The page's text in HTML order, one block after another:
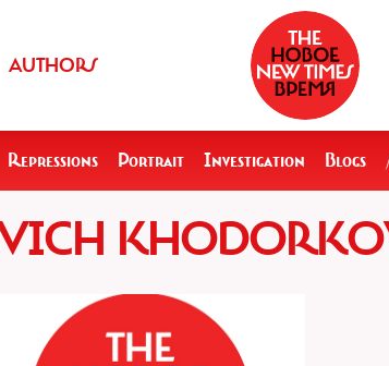
AUTHORS
Repressions Portrait Investigation Blogs